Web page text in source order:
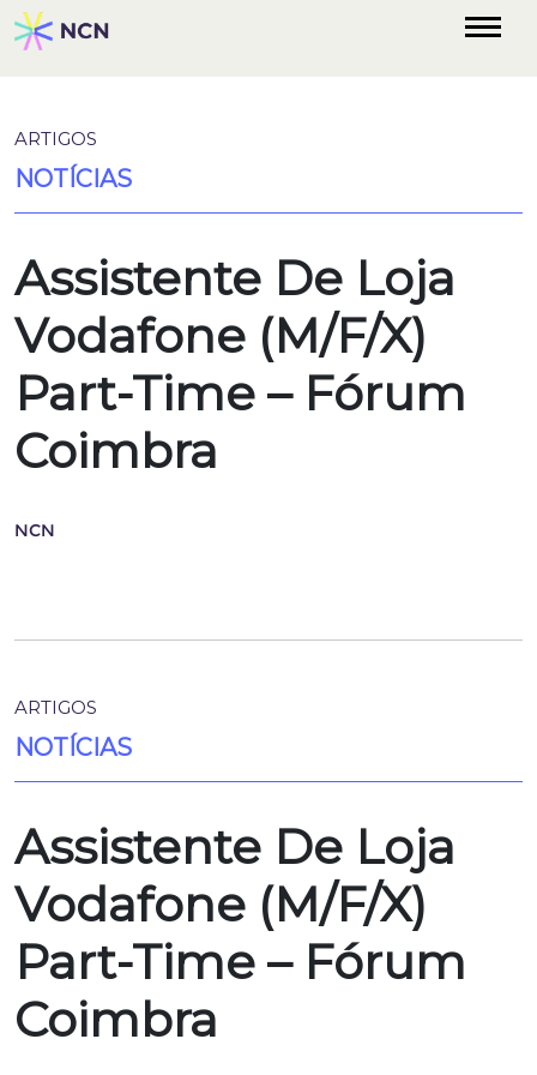
ARTIGOS
NOTÍCIAS
Assistente De Loja
Vodafone (M/F/X)
Part-Time – Fórum
Coimbra
NCN
ARTIGOS
NOTÍCIAS
Assistente De Loja
Vodafone (M/F/X)
Part-Time – Fórum
Coimbra